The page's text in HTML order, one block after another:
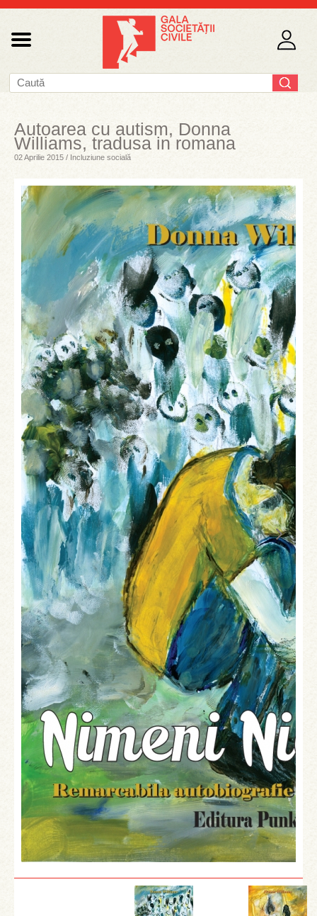
Autoarea cu autism, Donna
Williams, tradusa in romana
02 Aprilie 2015 / Incluziune socială